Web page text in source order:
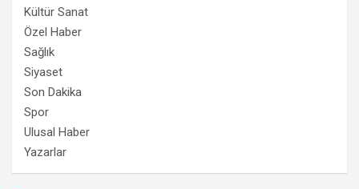
Kültür Sanat
Özel Haber
Sağlık
Siyaset
Son Dakika
Spor
Ulusal Haber
Yazarlar